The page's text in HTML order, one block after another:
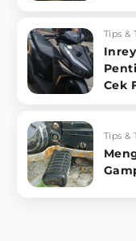
Tips &
Cek
Tips &